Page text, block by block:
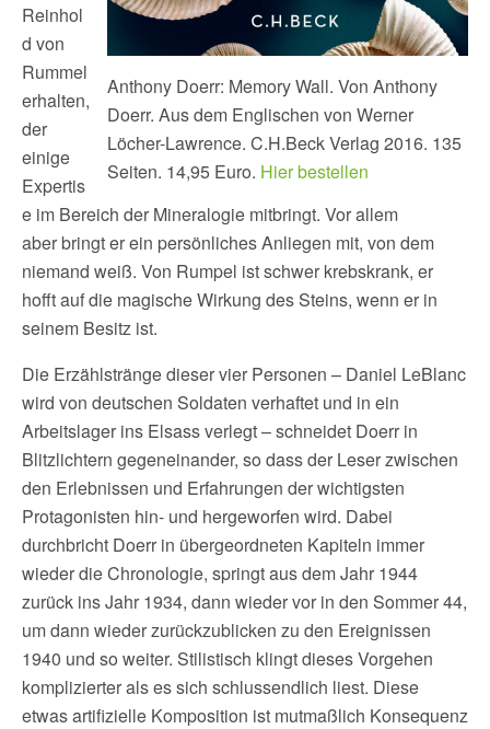
Anthony Doerr: Memory Wall. Von Anthony
Doerr. Aus dem Englischen von Werner
Löcher-Lawrence. C.H.Beck Verlag 2016. 135
Seiten. 14,95 Euro. Hier bestellen
Reinhol
d von
Rummel
erhalten,
der
einige
Expertis
e im Bereich der Mineralogie mitbringt. Vor allem
aber bringt er ein persönliches Anliegen mit, von dem
niemand weiß. Von Rumpel ist schwer krebskrank, er
hofft auf die magische Wirkung des Steins, wenn er in
seinem Besitz ist.
Die Erzählstränge dieser vier Personen – Daniel LeBlanc
wird von deutschen Soldaten verhaftet und in ein
Arbeitslager ins Elsass verlegt – schneidet Doerr in
Blitzlichtern gegeneinander, so dass der Leser zwischen
den Erlebnissen und Erfahrungen der wichtigsten
Protagonisten hin- und hergeworfen wird. Dabei
durchbricht Doerr in übergeordneten Kapiteln immer
wieder die Chronologie, springt aus dem Jahr 1944
zurück ins Jahr 1934, dann wieder vor in den Sommer 44,
um dann wieder zurückzublicken zu den Ereignissen
1940 und so weiter. Stilistisch klingt dieses Vorgehen
komplizierter als es sich schlussendlich liest. Diese
etwas artifizielle Komposition ist mutmaßlich Konsequenz